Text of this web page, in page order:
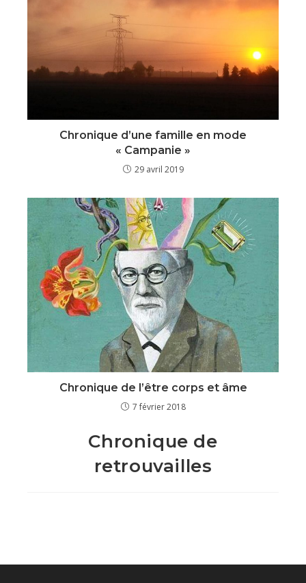
Chronique d’une famille en mode
« Campanie »
29 avril 2019
Chronique de l’être corps et âme
7 février 2018
Chronique de
retrouvailles